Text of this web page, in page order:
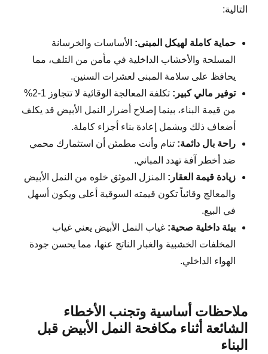
التالية:
حماية كاملة لهيكل المبنى: الأساسات والخرسانة
المسلحة والأخشاب الداخلية في مأمن من التلف، مما
يحافظ على سلامة المبنى لعشرات السنين.
توفير مالي كبير:
تكلفة المعالجة الوقائية لا تتجاوز 1-2%
من قيمة البناء، بينما إصلاح أضرار النمل الأبيض قد يكلف
أضعاف ذلك ويشمل إعادة بناء أجزاء كاملة.
راحة بال دائمة: تنام وأنت مطمئن أن استثمارك محمي
ضد أخطر آفة تهدد المباني.
زيادة قيمة العقار: المنزل الموثق خلوه من النمل الأبيض
والمعالج وقائياً تكون قيمته السوقية أعلى ويكون أسهل
في البيع.
بيئة داخلية صحية: غياب النمل الأبيض يعني غياب
المخلفات الخشبية والغبار الناتج عنها، مما يحسن جودة
الهواء الداخلي.
ملاحظات أساسية وتجنب الأخطاء
الشائعة أثناء مكافحة النمل الأبيض قبل
البناء